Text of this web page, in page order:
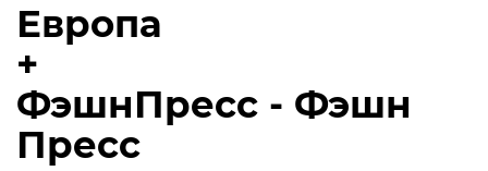
Европа
+
ФэшнПресс - Фэшн
Пресс